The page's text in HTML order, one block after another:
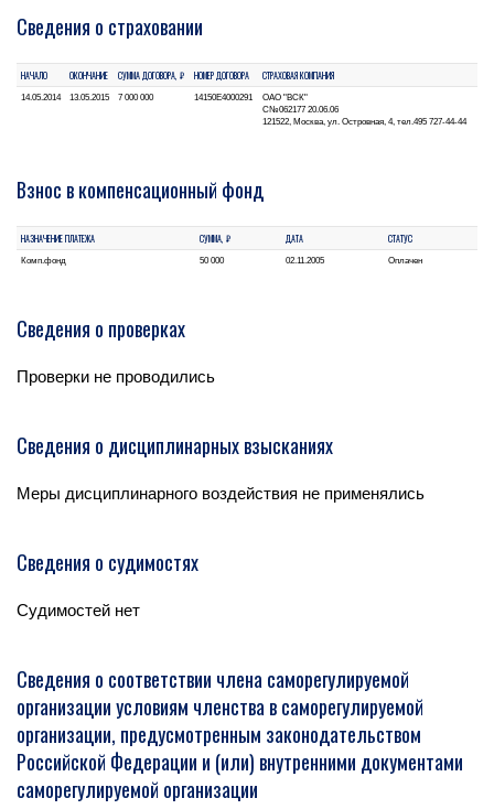
Сведения о страховании
НАЧАЛО ОКОНЧАНИЕ СУММА ДОГОВОРА, ₽ НОМЕР ДОГОВОРА СТРАХОВАЯ КОМПАНИЯ
14.05.2014 13.05.2015 7 000 000 14150Е4000291
ОАО "ВСК"
С№062177 20.06.06
121522, Москва, ул. Островная, 4, тел.495 727-44-44
Взнос в компенсационный фонд
НАЗНАЧЕНИЕ ПЛАТЕЖА СУММА, ₽ ДАТА СТАТУС
Комп.фонд 50 000 02.11.2005 Оплачен
Сведения о проверках
Проверки не проводились
Сведения о дисциплинарных взысканиях
Меры дисциплинарного воздействия не применялись
Сведения о судимостях
Судимостей нет
Сведения о соответствии члена саморегулируемой
организации условиям членства в саморегулируемой
организации, предусмотренным законодательством
Российской Федерации и (или) внутренними документами
саморегулируемой организации